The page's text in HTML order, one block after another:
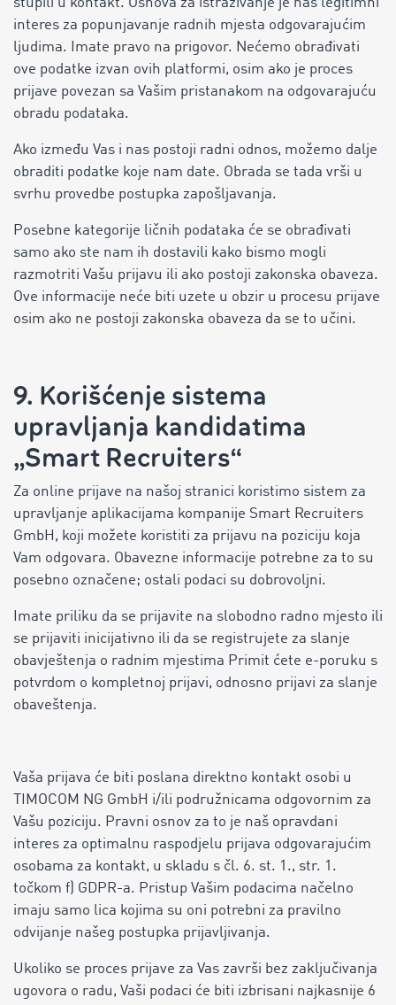
stupili u kontakt. Osnova za istraživanje je naš legitimni
interes za popunjavanje radnih mjesta odgovarajućim
ljudima. Imate pravo na prigovor. Nećemo obrađivati ​​
ove podatke izvan ovih platformi, osim ako je proces
prijave povezan sa Vašim pristanakom na odgovarajuću
obradu podataka.
Ako između Vas i nas postoji radni odnos, možemo dalje
obraditi podatke koje nam date. Obrada se tada vrši u
svrhu provedbe postupka zapošljavanja.
Posebne kategorije ličnih podataka će se obrađivati ​​
samo ako ste nam ih dostavili kako bismo mogli
razmotriti Vašu prijavu ili ako postoji zakonska obaveza.
Ove informacije neće biti uzete u obzir u procesu prijave
osim ako ne postoji zakonska obaveza da se to učini.
9. Korišćenje sistema
upravljanja kandidatima
„Smart Recruiters“
Za online prijave na našoj stranici koristimo sistem za
upravljanje aplikacijama kompanije Smart Recruiters
GmbH, koji možete koristiti za prijavu na poziciju koja
Vam odgovara. Obavezne informacije potrebne za to su
posebno označene; ostali podaci su dobrovoljni.
Imate priliku da se prijavite na slobodno radno mjesto ili
se prijaviti inicijativno ili da se registrujete za slanje
obavještenja o radnim mjestima Primit ćete e-poruku s
potvrdom o kompletnoj prijavi, odnosno prijavi za slanje
obaveštenja.
Vaša prijava će biti poslana direktno kontakt osobi u
TIMOCOM NG GmbH i/ili podružnicama odgovornim za
Vašu poziciju. Pravni osnov za to je naš opravdani
interes za optimalnu raspodjelu prijava odgovarajućim
osobama za kontakt, u skladu s čl. 6. st. 1., str. 1.
točkom f) GDPR-a. Pristup Vašim podacima načelno
imaju samo lica kojima su oni potrebni za pravilno
odvijanje našeg postupka prijavljivanja.
Ukoliko se proces prijave za Vas završi bez zaključivanja
ugovora o radu, Vaši podaci će biti izbrisani najkasnije 6